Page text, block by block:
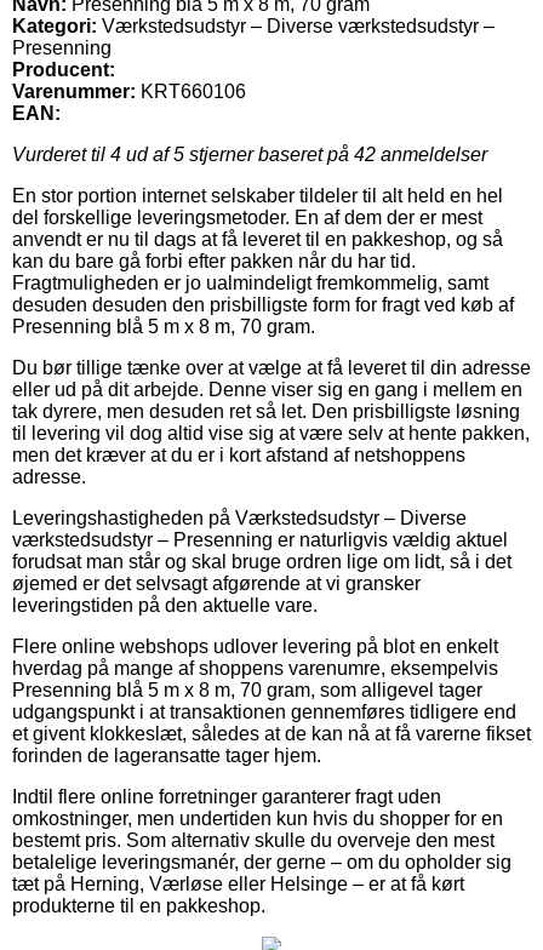
Kategori: Værkstedsudstyr – Diverse værkstedsudstyr –
Presenning
Producent:
Varenummer: KRT660106
EAN:
Vurderet til 4 ud af 5 stjerner baseret på 42 anmeldelser
En stor portion internet selskaber tildeler til alt held en hel
del forskellige leveringsmetoder. En af dem der er mest
anvendt er nu til dags at få leveret til en pakkeshop, og så
kan du bare gå forbi efter pakken når du har tid.
Fragtmuligheden er jo ualmindeligt fremkommelig, samt
desuden desuden den prisbilligste form for fragt ved køb af
Presenning blå 5 m x 8 m, 70 gram.
Du bør tillige tænke over at vælge at få leveret til din adresse
eller ud på dit arbejde. Denne viser sig en gang i mellem en
tak dyrere, men desuden ret så let. Den prisbilligste løsning
til levering vil dog altid vise sig at være selv at hente pakken,
men det kræver at du er i kort afstand af netshoppens
adresse.
Leveringshastigheden på Værkstedsudstyr – Diverse
værkstedsudstyr – Presenning er naturligvis vældig aktuel
forudsat man står og skal bruge ordren lige om lidt, så i det
øjemed er det selvsagt afgørende at vi gransker
leveringstiden på den aktuelle vare.
Flere online webshops udlover levering på blot en enkelt
hverdag på mange af shoppens varenumre, eksempelvis
Presenning blå 5 m x 8 m, 70 gram, som alligevel tager
udgangspunkt i at transaktionen gennemføres tidligere end
et givent klokkeslæt, således at de kan nå at få varerne fikset
forinden de lageransatte tager hjem.
Indtil flere online forretninger garanterer fragt uden
omkostninger, men undertiden kun hvis du shopper for en
bestemt pris. Som alternativ skulle du overveje den mest
betalelige leveringsmanér, der gerne – om du opholder sig
tæt på Herning, Værløse eller Helsinge – er at få kørt
produkterne til en pakkeshop.